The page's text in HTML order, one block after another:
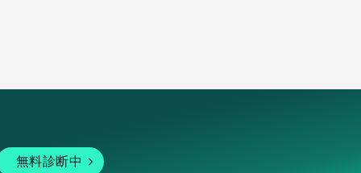
無料診断中